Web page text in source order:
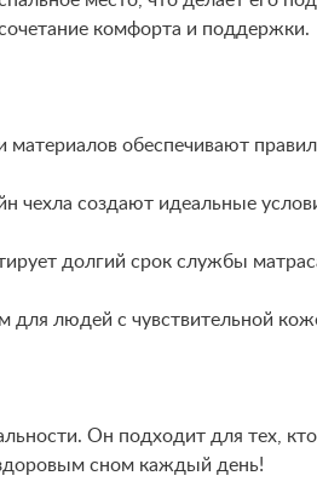
комфорта и поддержки.
обеспечивают
создают идеальные
долгий срок службы
для людей с чувствительной
Он подходит для тех,
сном каждый день!